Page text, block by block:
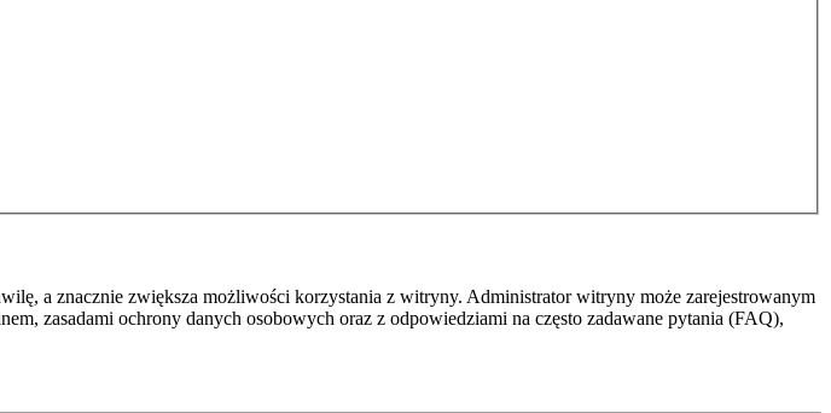
a znacznie zwiększa możliwości korzystania z witryny. Administrator witryny może zarejestrowanym
zasadami ochrony danych osobowych oraz z odpowiedziami na często zadawane pytania (FAQ),